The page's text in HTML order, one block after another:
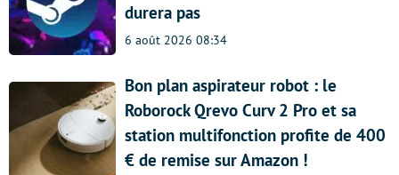
durera pas
6 août 2026 08:34
Bon plan aspirateur robot : le
Roborock Qrevo Curv 2 Pro et sa
station multifonction profite de 400
€ de remise sur Amazon !